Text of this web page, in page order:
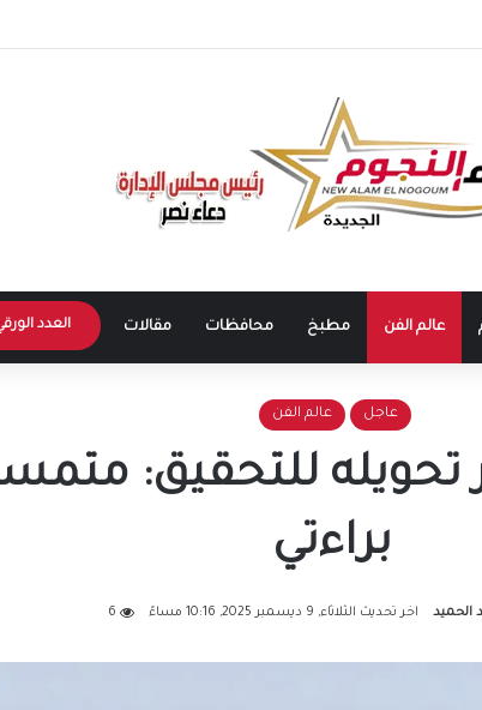
الأجواء.. بداية مرحلة جديدة للنجم المصري في الدوري التركي
عالم الفن مطبخ محافظات مقالات العدد
عاجل عالم الفن
تحويله للتحقيق:
براءتي
الحميد اخر تحديث الثلاثاء, 9 ديسمبر 2025, 10:16 مساءً 6